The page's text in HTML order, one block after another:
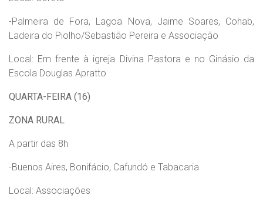
-Palmeira de Fora, Lagoa Nova, Jaime Soares, Cohab,
Ladeira do Piolho/Sebastião Pereira e Associação
Local: Em frente à igreja Divina Pastora e no Ginásio da
Escola Douglas Apratto
QUARTA-FEIRA (16)
ZONA RURAL
A partir das 8h
-Buenos Aires, Bonifácio, Cafundó e Tabacaria
Local: Associações